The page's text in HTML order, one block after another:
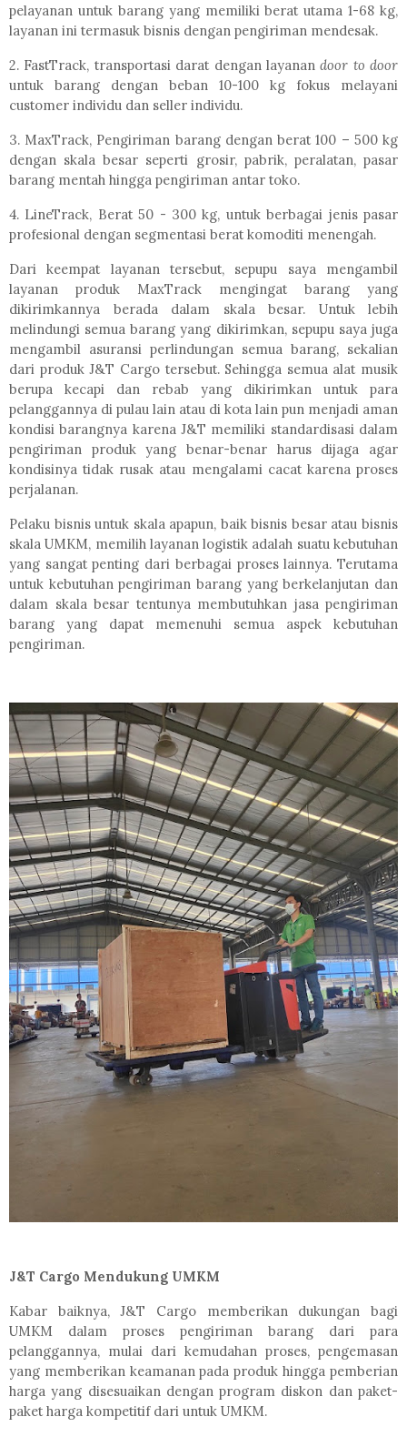
pelayanan untuk barang yang memiliki berat utama 1-68 kg,
layanan ini termasuk bisnis dengan pengiriman mendesak.
2. FastTrack, transportasi darat dengan layanandoor to door
untuk barang dengan beban 10-100 kg fokus melayani
customer individu dan seller individu.
3. MaxTrack, Pengiriman barang dengan berat 100 – 500 kg
dengan skala besar seperti grosir, pabrik, peralatan, pasar
barang mentah hingga pengiriman antar toko.
4. LineTrack, Berat 50 - 300 kg, untuk berbagai jenis pasar
profesional dengan segmentasi berat komoditi menengah.
Dari keempat layanan tersebut, sepupu saya mengambil
layanan produk MaxTrack mengingat barang yang
dikirimkannya berada dalam skala besar. Untuk lebih
melindungi semua barang yang dikirimkan, sepupu saya juga
mengambil asuransi perlindungan semua barang, sekalian
dari produk J&T Cargo tersebut. Sehingga semua alat musik
berupa kecapi dan rebab yang dikirimkan untuk para
pelanggannya di pulau lain atau di kota lain pun menjadi aman
kondisi barangnya karena J&T memiliki standardisasi dalam
pengiriman produk yang benar-benar harus dijaga agar
kondisinya tidak rusak atau mengalami cacat karena proses
perjalanan.
Pelaku bisnis untuk skala apapun, baik bisnis besar atau bisnis
skala UMKM, memilih layanan logistik adalah suatu kebutuhan
yang sangat penting dari berbagai proses lainnya. Terutama
untuk kebutuhan pengiriman barang yang berkelanjutan dan
dalam skala besar tentunya membutuhkan jasa pengiriman
barang yang dapat memenuhi semua aspek kebutuhan
pengiriman.
J&T Cargo Mendukung UMKM
Kabar baiknya, J&T Cargo
memberikan dukungan bagi
UMKM dalam proses pengiriman barang dari para
pelanggannya, mulai dari kemudahan proses, pengemasan
yang memberikan keamanan pada produk hingga pemberian
harga yang disesuaikan dengan program diskon dan paket-
paket harga kompetitif dari untuk UMKM.